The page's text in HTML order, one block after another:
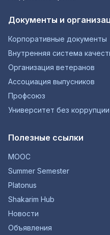
Документы и
Корпоративные документы
Внутренняя система
Организация ветеранов
Ассоциация выпусников
Профсоюз
Университет без коррупции
Полезные ссылки
MOOC
Summer Semester
Platonus
Shakarim Hub
Новости
Объявления